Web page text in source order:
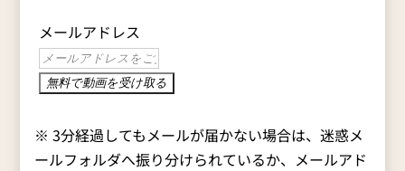
メールアドレス
※ 3分経過してもメールが届かない場合は、迷惑メ
ールフォルダへ振り分けられているか、メールアド